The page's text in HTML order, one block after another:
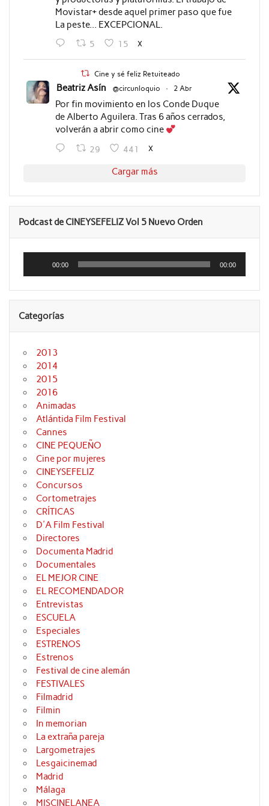
Movistar+ desde aquel primer paso que fue
La peste... EXCEPCIONAL.
5 15 X
Cine y sé feliz Retuiteado
Beatriz Asín @circunloquio · 2 Abr
Por fin movimiento en los Conde Duque
de Alberto Aguilera. Tras 6 años cerrados,
volverán a abrir como cine
29 441 X
Cargar más
Podcast de CINEYSEFELIZ Vol 5 Nuevo Orden
Reproductor
audio
00:00 00:00
Categorías
2013
2014
2015
2016
Animadas
Atlántida Film Festival
Cannes
CINE PEQUEÑO
Cine por mujeres
CINEYSEFELIZ
Concursos
Cortometrajes
CRÍTICAS
D'A Film Festival
Directores
Documenta Madrid
Documentales
EL MEJOR CINE
EL RECOMENDADOR
Entrevistas
ESCUELA
Especiales
ESTRENOS
Estrenos
Festival de cine alemán
FESTIVALES
Filmadrid
Filmin
In memorian
La extraña pareja
Largometrajes
Lesgaicinemad
Madrid
Málaga
MISCINELANEA